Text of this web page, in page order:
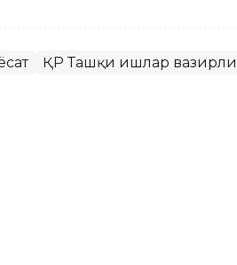
ҚР Ташқи ишлар